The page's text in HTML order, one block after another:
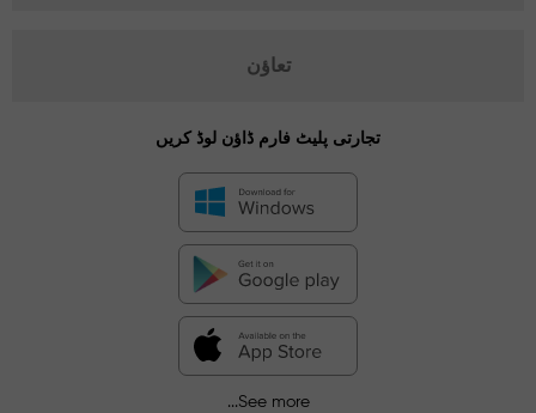
تعاؤن
تجارتی پلیٹ فارم ڈاؤن لوڈ کریں
See more...